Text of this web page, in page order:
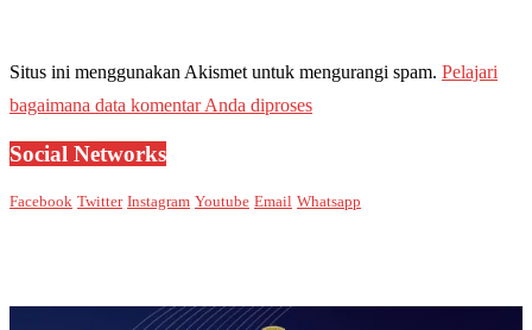
Situs ini menggunakan Akismet untuk mengurangi spam. Pelajari
bagaimana data komentar Anda diproses
Social Networks
Facebook Twitter Instagram Youtube Email Whatsapp